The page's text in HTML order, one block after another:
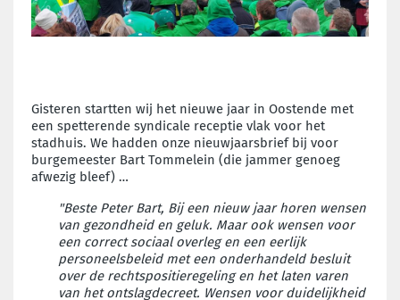
Gisteren startten wij het nieuwe jaar in Oostende met
een spetterende syndicale receptie vlak voor het
stadhuis. We hadden onze nieuwjaarsbrief bij voor
burgemeester Bart Tommelein (die jammer genoeg
afwezig bleef) …
"Beste Peter Bart, Bij een nieuw jaar horen wensen
van gezondheid en geluk. Maar ook wensen voor
een correct sociaal overleg en een eerlijk
personeelsbeleid met een onderhandeld besluit
over de rechtspositieregeling en het laten varen
van het ontslagdecreet. Wensen voor duidelijkheid